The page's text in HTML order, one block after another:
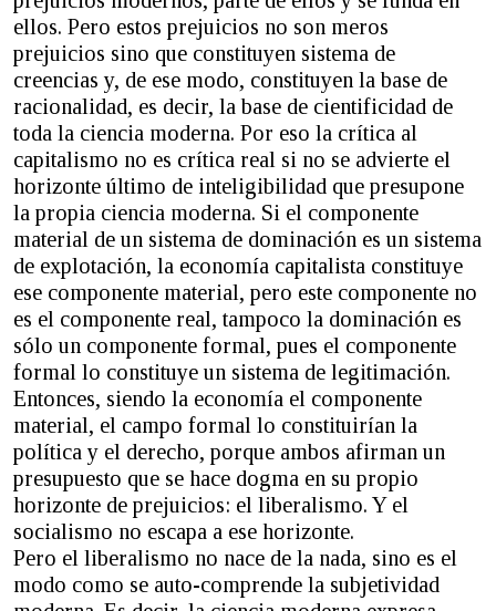
ellos. Pero estos prejuicios no son meros
prejuicios sino que constituyen sistema de
creencias y, de ese modo, constituyen la base de
racionalidad, es decir, la base de cientificidad de
toda la ciencia moderna. Por eso la crítica al
capitalismo no es crítica real si no se advierte el
horizonte último de inteligibilidad que presupone
la propia ciencia moderna. Si el componente
material de un sistema de dominación es un sistema
de explotación, la economía capitalista constituye
ese componente material, pero este componente no
es el componente real, tampoco la dominación es
sólo un componente formal, pues el componente
formal lo constituye un sistema de legitimación.
Entonces, siendo la economía el componente
material, el campo formal lo constituirían la
política y el derecho, porque ambos afirman un
presupuesto que se hace dogma en su propio
horizonte de prejuicios: el liberalismo. Y el
socialismo no escapa a ese horizonte.
Pero el liberalismo no nace de la nada, sino es el
modo como se auto-comprende la subjetividad